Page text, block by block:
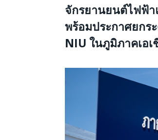
จักรยานยนต์ไฟฟ้
พร้อมประกาศยกร
NIU ในภูมิภาคเอ